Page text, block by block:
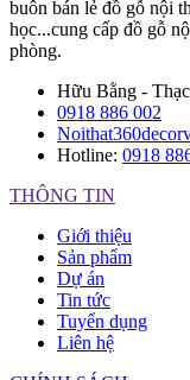
buôn bán lẻ đồ gỗ nội
học...cung cấp đồ gỗ
phòng.
Hữu Bằng -
0918 886 002
Hotline: 0918
THÔNG TIN
Giới thiệu
Sản phẩm
Dự án
Tin tức
Tuyển dụng
Liên hệ